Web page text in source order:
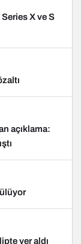
X ve S
açıklama:
yer aldı